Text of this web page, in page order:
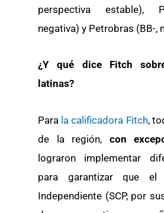
perspectiva estable),
negativa) y Petrobras (BB-,
¿Y qué dice Fitch
latinas?
Para la calificadora Fitch,
de la región, con
lograron implementar
para garantizar que el
Independiente (SCP, por